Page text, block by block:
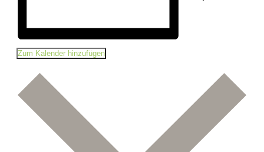
Zum Kalender hinzufügen